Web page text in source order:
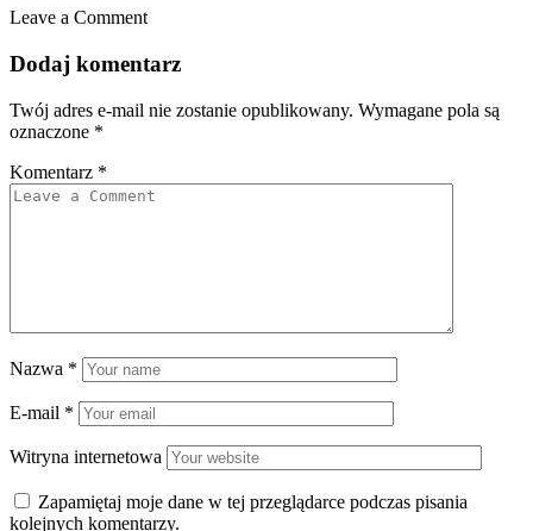
Leave a Comment
Dodaj komentarz
Twój adres e-mail nie zostanie opublikowany. Wymagane pola są
oznaczone *
Komentarz *
Nazwa *
E-mail *
Witryna internetowa
Zapamiętaj moje dane w tej przeglądarce podczas pisania
kolejnych komentarzy.